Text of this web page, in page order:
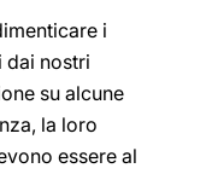
i
dai nostri
su alcune
la loro
essere al